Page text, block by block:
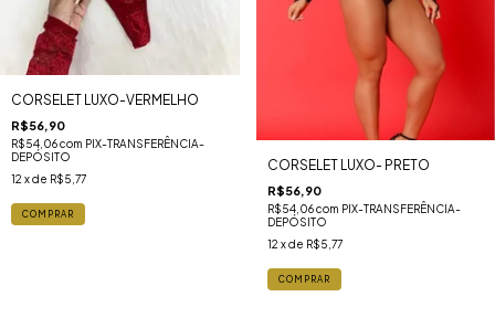
CORSELET LUXO-VERMELHO
R$56,90
R$54,06com PIX-TRANSFERÊNCIA-
DEPÓSITO
12 x de R$5,77
COMPRAR
CORSELET LUXO- PRETO
R$56,90
R$54,06com PIX-TRANSFERÊNCIA-
DEPÓSITO
12 x de R$5,77
COMPRAR